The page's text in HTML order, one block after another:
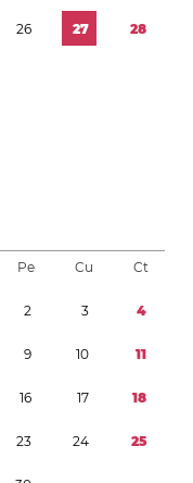
26 27 28
Pe Cu Ct
2 3 4
9 10 11
16 17 18
23 24 25